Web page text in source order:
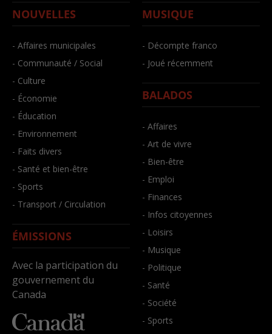
NOUVELLES
- Affaires municipales
- Communauté / Social
- Culture
- Économie
- Éducation
- Environnement
- Faits divers
- Santé et bien-être
- Sports
- Transport / Circulation
ÉMISSIONS
Avec la participation du
gouvernement du
Canada
MUSIQUE
- Décompte franco
- Joué récemment
BALADOS
- Affaires
- Art de vivre
- Bien-être
- Emploi
- Finances
- Infos citoyennes
- Loisirs
- Musique
- Politique
- Santé
- Société
- Sports